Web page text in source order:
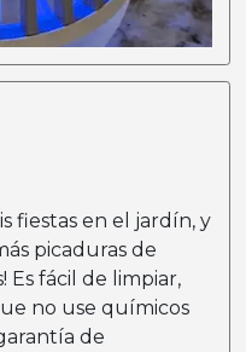
fiestas en el jardín, y
picaduras de
Es fácil de limpiar,
no use químicos
de